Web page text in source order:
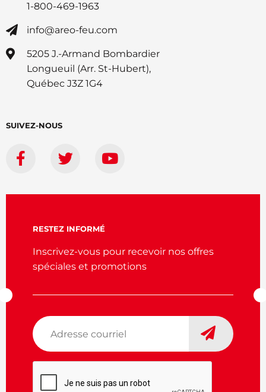
1-800-469-1963
info@areo-feu.com
5205 J.-Armand Bombardier
Longueuil (Arr. St-Hubert),
Québec J3Z 1G4
SUIVEZ-NOUS
RESTEZ INFORMÉ
Inscrivez-vous pour recevoir nos offres
spéciales et promotions
Adresse
courriel